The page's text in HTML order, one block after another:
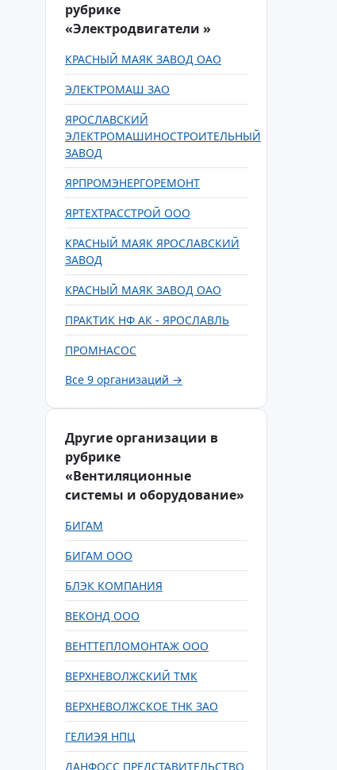
рубрике
«Электродвигатели »
КРАСНЫЙ МАЯК ЗАВОД ОАО
ЭЛЕКТРОМАШ ЗАО
ЯРОСЛАВСКИЙ
ЭЛЕКТРОМАШИНОСТРОИТЕЛЬНЫЙ
ЗАВОД
ЯРПРОМЭНЕРГОРЕМОНТ
ЯРТЕХТРАССТРОЙ ООО
КРАСНЫЙ МАЯК ЯРОСЛАВСКИЙ
ЗАВОД
КРАСНЫЙ МАЯК ЗАВОД ОАО
ПРАКТИК НФ АК - ЯРОСЛАВЛЬ
ПРОМНАСОС
Все 9 организаций →
Другие организации в
рубрике
«Вентиляционные
системы и оборудование»
БИГАМ
БИГАМ ООО
БЛЭК КОМПАНИЯ
ВЕКОНД ООО
ВЕНТТЕПЛОМОНТАЖ ООО
ВЕРХНЕВОЛЖСКИЙ ТМК
ВЕРХНЕВОЛЖСКОЕ ТНК ЗАО
ГЕЛИЭЯ НПЦ
ДАНФОСС ПРЕДСТАВИТЕЛЬСТВО